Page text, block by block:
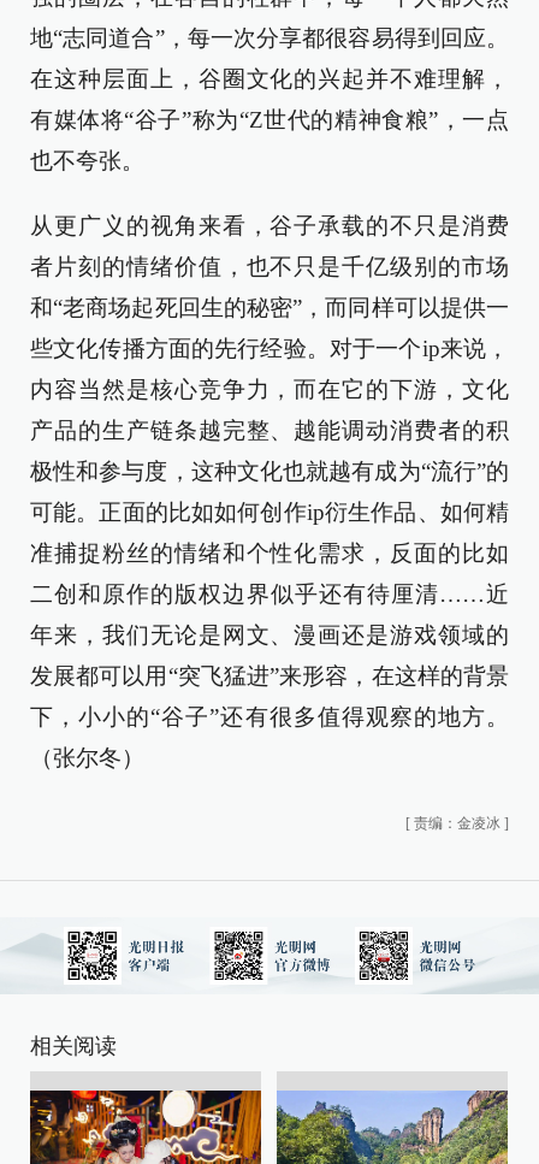
地“志同道合”，每一次分享都很容易得到回应。
在这种层面上，谷圈文化的兴起并不难理解，
有媒体将“谷子”称为“Z世代的精神食粮”，一点
也不夸张。
从更广义的视角来看，谷子承载的不只是消费
者片刻的情绪价值，也不只是千亿级别的市场
和“老商场起死回生的秘密”，而同样可以提供一
些文化传播方面的先行经验。对于一个ip来说，
内容当然是核心竞争力，而在它的下游，文化
产品的生产链条越完整、越能调动消费者的积
极性和参与度，这种文化也就越有成为“流行”的
可能。正面的比如如何创作ip衍生作品、如何精
准捕捉粉丝的情绪和个性化需求，反面的比如
二创和原作的版权边界似乎还有待厘清……近
年来，我们无论是网文、漫画还是游戏领域的
发展都可以用“突飞猛进”来形容，在这样的背景
下，小小的“谷子”还有很多值得观察的地方。
（张尔冬）
[ 责编：金凌冰 ]
相关阅读